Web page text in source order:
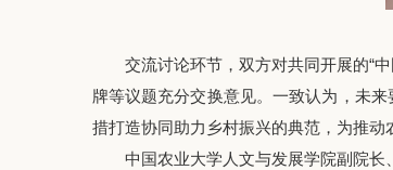
交流讨论环节，双方对共同开展的“
牌等议题充分交换意见。一致认为，未
措打造协同助力乡村振兴的典范，为推动
中国农业大学人文与发展学院副院长